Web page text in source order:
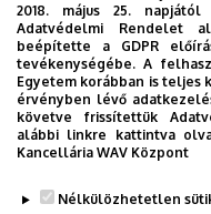
2018. május 25.
Adatvédelmi Rendelet
beépítette a GDPR
tevékenységébe. A
Egyetem korábban is
érvényben lévő
követve frissítettük
alábbi linkre kattintva
Kancellária WAV Központ
Nélkülözhetetlen
Hétfőtől - péntekig:
Szombat, vasárnap
és 14:00 -18:00 óra
Legutóbb frissítve: 2025.